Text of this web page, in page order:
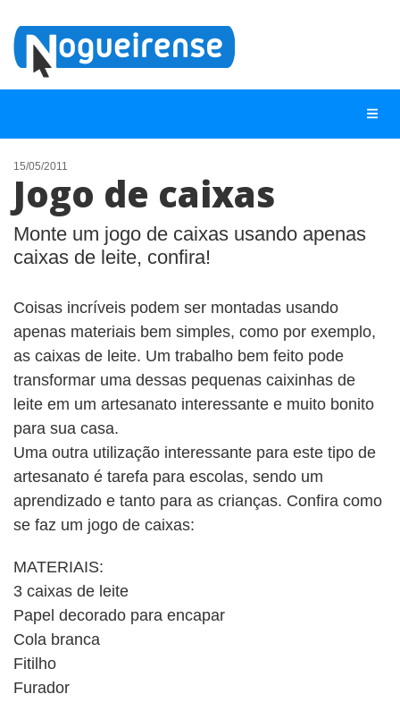
NOTÍCIAS
LISTA DIGITAL
TELEFONES ÚTEIS
CONTATO
ANUNCIE
BUSCAR
15/05/2011
Jogo de caixas
Monte um jogo de caixas usando apenas
caixas de leite, confira!
Coisas incríveis podem ser montadas usando
apenas materiais bem simples, como por exemplo,
as caixas de leite. Um trabalho bem feito pode
transformar uma dessas pequenas caixinhas de
leite em um artesanato interessante e muito bonito
para sua casa.
Uma outra utilização interessante para este tipo de
artesanato é tarefa para escolas, sendo um
aprendizado e tanto para as crianças. Confira como
se faz um jogo de caixas:
MATERIAIS:
3 caixas de leite
Papel decorado para encapar
Cola branca
Fitilho
Furador